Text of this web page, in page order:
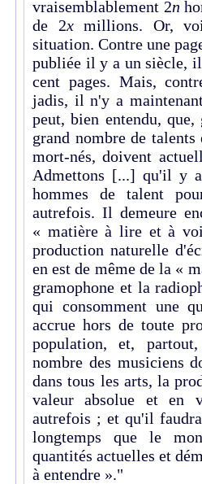
vraisemblablement 2n
de 2xmillions. Or,
situation. Contre une
publiée il y a un siècle,
cent pages. Mais,
jadis, il n'y a
peut, bien entendu,
grand nombre de talents
mort-nés, doivent
Admettons [...] qu'il y
hommes de talent
autrefois. Il demeure
« matière à lire et à
production naturelle
en est de même de la «
gramophone et la
qui consomment une
accrue hors de toute
population, et,
nombre des musiciens
dans tous les arts, la
valeur absolue et en
autrefois ; et qu'il
longtemps que le
quantités actuelles et
à entendre »."